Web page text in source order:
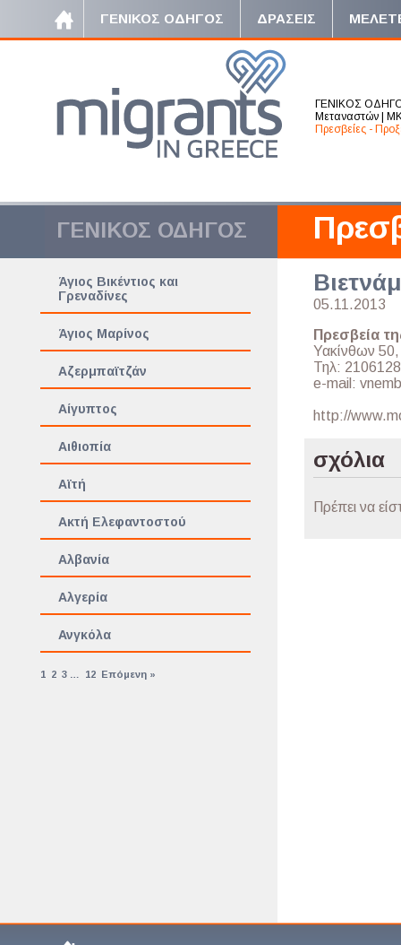
ΓΕΝΙΚΟΣ ΟΔΗΓΟΣ ΔΡΑΣΕΙΣ
ΓΕΝΙΚΟΣ
Μεταναστών
Πρεσβείες -
ΓΕΝΙΚΟΣ ΟΔΗΓΟΣ
Άγιος Βικέντιος και
Γρεναδίνες
Άγιος Μαρίνος
Αζερμπαϊτζάν
Αίγυπτος
Αιθιοπία
Αϊτή
Ακτή Ελεφαντοστού
Αλβανία
Αλγερία
Ανγκόλα
1 2 3 12 Επόμενη »
Βιετνάμ
05.11.2013
Πρεσβεία
Υακίνθων
Τηλ:
e-mail:
http://
σχόλια
Πρέπει να